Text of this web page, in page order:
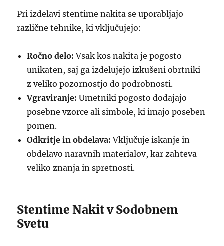
Pri izdelavi stentime nakita se uporabljajo
različne tehnike, ki vključujejo:
Ročno delo: Vsak kos nakita je pogosto
unikaten, saj ga izdelujejo izkušeni obrtniki
z veliko pozornostjo do podrobnosti.
Vgraviranje: Umetniki pogosto dodajajo
posebne vzorce ali simbole, ki imajo poseben
pomen.
Odkritje in obdelava: Vključuje iskanje in
obdelavo naravnih materialov, kar zahteva
veliko znanja in spretnosti.
Stentime Nakit v Sodobnem
Svetu